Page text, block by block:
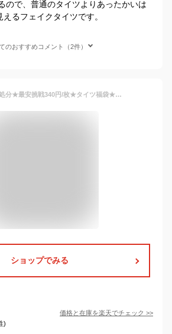
ので、普通のタイツよりあったかいは
るフェイクタイツです。
のおすすめコメント（2件）
【卸売り】在庫処分★最安挑戦340円/枚★タイツ福袋★美くびれ お腰ピップアップ 着圧 タイツ レディースタイツ 裏起毛 裏起毛タイツ タイツ レディース タイツ あったか 厚手 起毛 極暖 肌色 1200デニール 透けて見える 引き締め 暖かい ブラック 透け感 防寒
ショップでみる
価格と在庫を楽天でチェック >>
)